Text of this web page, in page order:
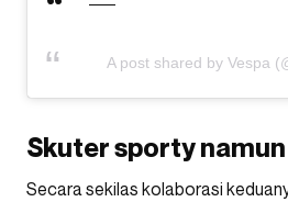
A post shared by Vespa
Skuter sporty
Secara sekilas kolaborasi